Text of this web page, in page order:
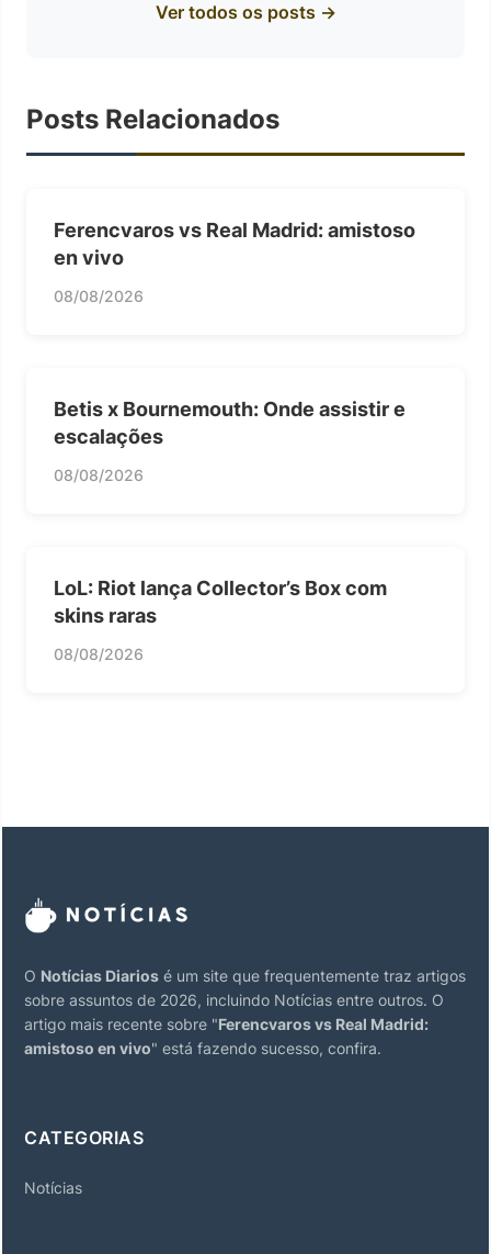
Ver todos os posts →
Posts Relacionados
Ferencvaros vs Real Madrid: amistoso
en vivo
08/08/2026
Betis x Bournemouth: Onde assistir e
escalações
08/08/2026
LoL: Riot lança Collector’s Box com
skins raras
08/08/2026
O Notícias Diarios é um site que frequentemente traz artigos
sobre assuntos de 2026, incluindo Notícias entre outros. O
artigo mais recente sobre "Ferencvaros vs Real Madrid:
amistoso en vivo" está fazendo sucesso, confira.
CATEGORIAS
Notícias